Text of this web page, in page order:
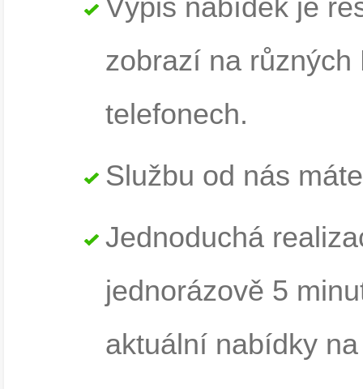
Výpis nabídek je
zobrazí na
telefonech.
Službu od nás
Jednoduchá
jednorázově 5
aktuální nabídky